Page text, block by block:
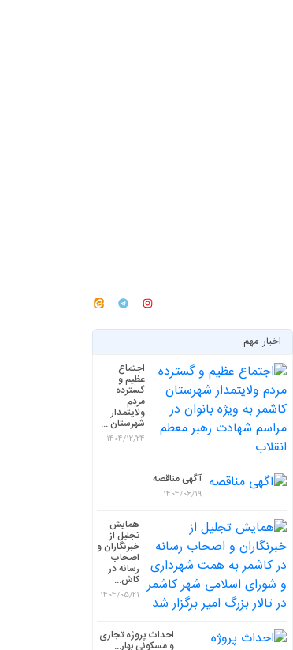
اخبار مهم
اجتماع
عظیم و
گسترده
مردم
ولایتمدار
شهرستان ...
1404/12/24
آگهی مناقصه
1404/06/19
همایش
تجلیل از
خبرنگاران و
اصحاب
رسانه در
کاش...
1404/05/21
احداث پروژه تجاری
و مسکونی بهار...